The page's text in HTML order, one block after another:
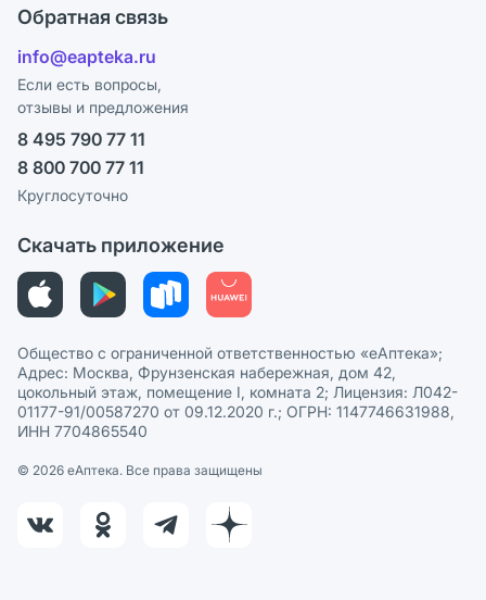
Блог
Поставщики
Лицензия
Реклама на сайте
Ваши товары на ЕАПТЕКЕ
СМИ о нас
Программа СберСпасибо
Политика конфиденциальности
Пользовательское соглашение
Политика рекомендаций
Политика в отношении обработки персональных данных
Обратная связь
info@eapteka.ru
Если есть вопросы,
отзывы и предложения
8 495 790 77 11
8 800 700 77 11
Круглосуточно
Скачать приложение
Общество с ограниченной ответственностью «еАптека»;
Адрес: Москва, Фрунзенская набережная, дом 42,
цокольный этаж, помещение I, комната 2; Лицензия: Л042-
01177-91/00587270 от 09.12.2020 г.; ОГРН: 1147746631988,
ИНН 7704865540
© 2026 eАптека. Все права защищены